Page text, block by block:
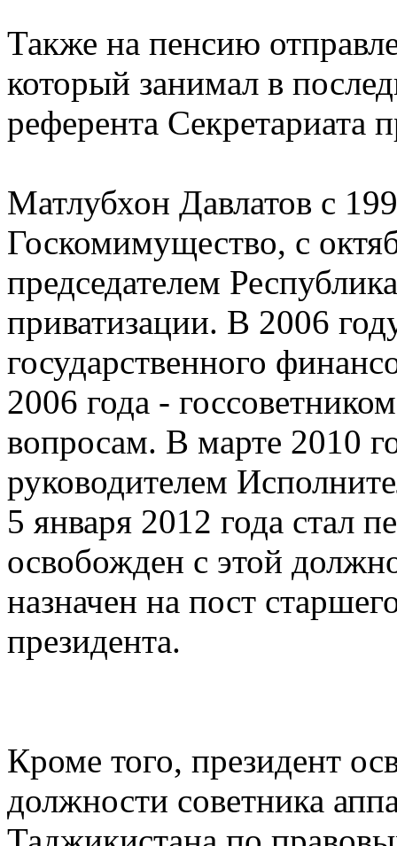
Также на пенсию
который занимал в
референта Секретариата
Матлубхон Давлатов с
Госкомимущество, с
председателем
приватизации. В 2006
государственного
2006 года -
вопросам. В марте 2010
руководителем
5 января 2012 года стал
освобожден с этой
назначен на пост
президента.
Кроме того, президент
должности советника